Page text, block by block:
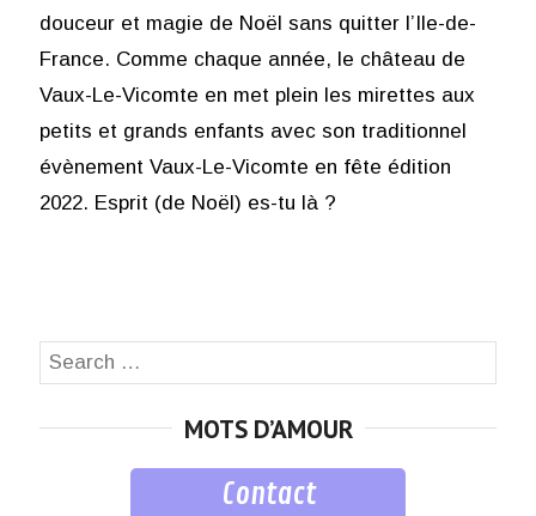
douceur et magie de Noël sans quitter l’Ile-de-
France. Comme chaque année, le château de
Vaux-Le-Vicomte en met plein les mirettes aux
petits et grands enfants avec son traditionnel
évènement Vaux-Le-Vicomte en fête édition
2022. Esprit (de Noël) es-tu là ?
Search
MOTS D’AMOUR
Contact